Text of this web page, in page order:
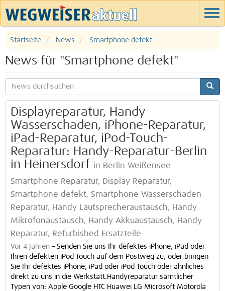
Startseite News Smartphone defekt
News für "Smartphone defekt"
Displayreparatur, Handy
Wasserschaden, iPhone-Reparatur,
iPad-Reparatur, iPod-Touch-
Reparatur: Handy-Reparatur-Berlin
in Heinersdorf in Berlin Weißensee
Smartphone Reparatur, Display Reparatur,
Smartphone defekt, Smartphone Wasserschaden
Reparatur, Handy Lautsprecheraustausch, Handy
Mikrofonaustausch, Handy Akkuaustausch, Handy
Reparatur, Refurbished Ersatzteile
Vor 4 Jahren – Senden Sie uns Ihr defektes iPhone, iPad oder
Ihren defekten iPod Touch auf dem Postweg zu, oder bringen
Sie Ihr defektes iPhone, iPad oder iPod Touch oder ähnliches
direkt zu uns in die Werkstatt.Handyreparatur sämtlicher
Typen von: Apple Google HTC Huawei LG Microsoft Motorola